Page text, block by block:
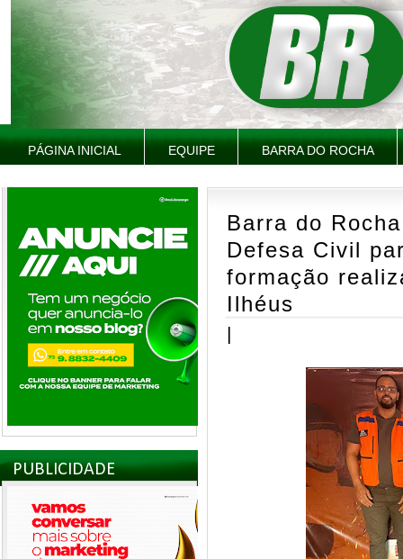
PÁGINA INICIAL EQUIPE BARRA DO ROCHA
PUBLICIDADE
Barra do
Defesa Civil
formação
Ilhéus
|